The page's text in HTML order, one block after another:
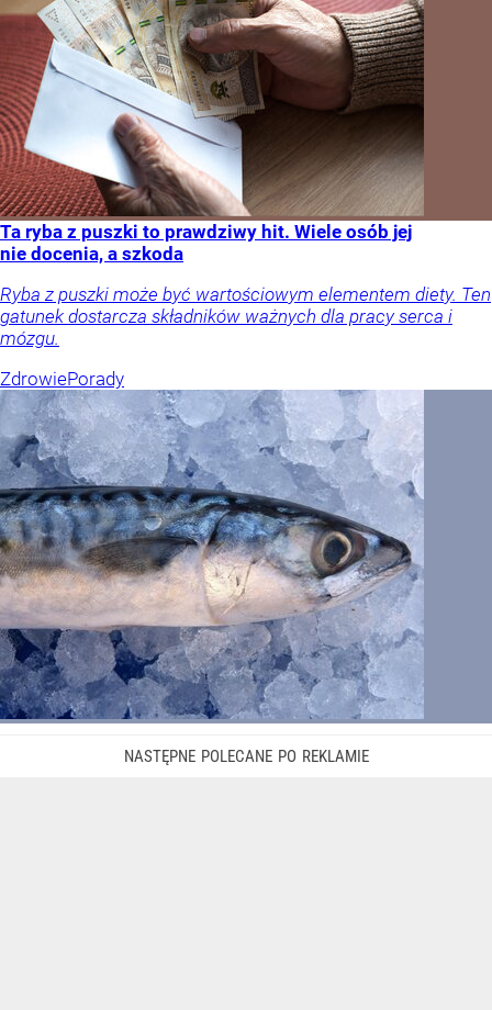
Ta ryba z puszki to prawdziwy hit. Wiele osób jej
nie docenia, a szkoda
Ryba z puszki może być wartościowym elementem diety. Ten
gatunek dostarcza składników ważnych dla pracy serca i
mózgu.
ZdrowiePorady